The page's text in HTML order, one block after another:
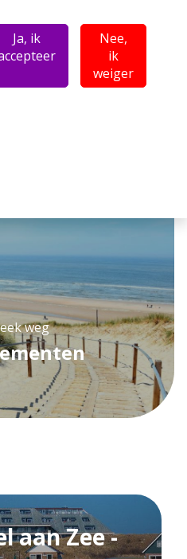
Ja, ik
Nee,
ik
weiger
weg
aan Zee -